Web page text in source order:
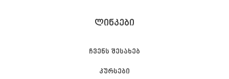
ᲚᲘᲜᲙᲔᲑᲘ
ჩვენს შესახებ
კურსები